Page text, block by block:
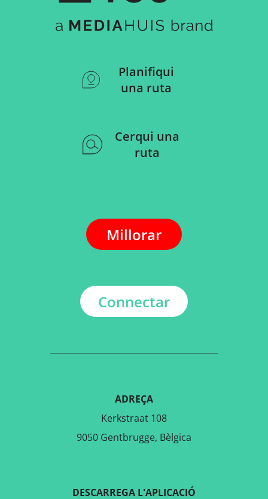
Planifiqui
una ruta
Cerqui una
ruta
Millorar
Connectar
ADREÇA
Kerkstraat 108
9050 Gentbrugge, Bèlgica
DESCARREGA L'APLICACIÓ